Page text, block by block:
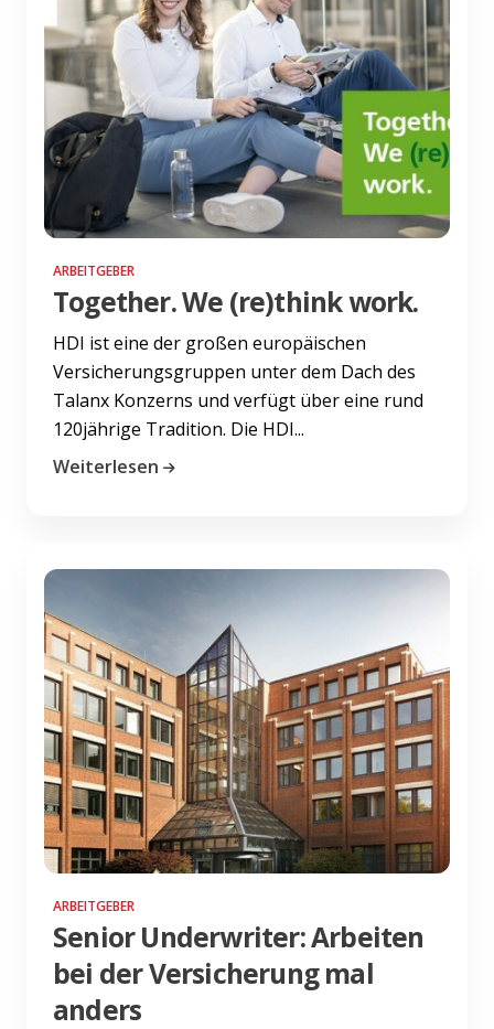
ARBEITGEBER
Together. We (re)think work.
HDI ist eine der großen europäischen
Versicherungsgruppen unter dem Dach des
Talanx Konzerns und verfügt über eine rund
120jährige Tradition. Die HDI...
Weiterlesen
ARBEITGEBER
Senior Underwriter: Arbeiten
bei der Versicherung mal
anders